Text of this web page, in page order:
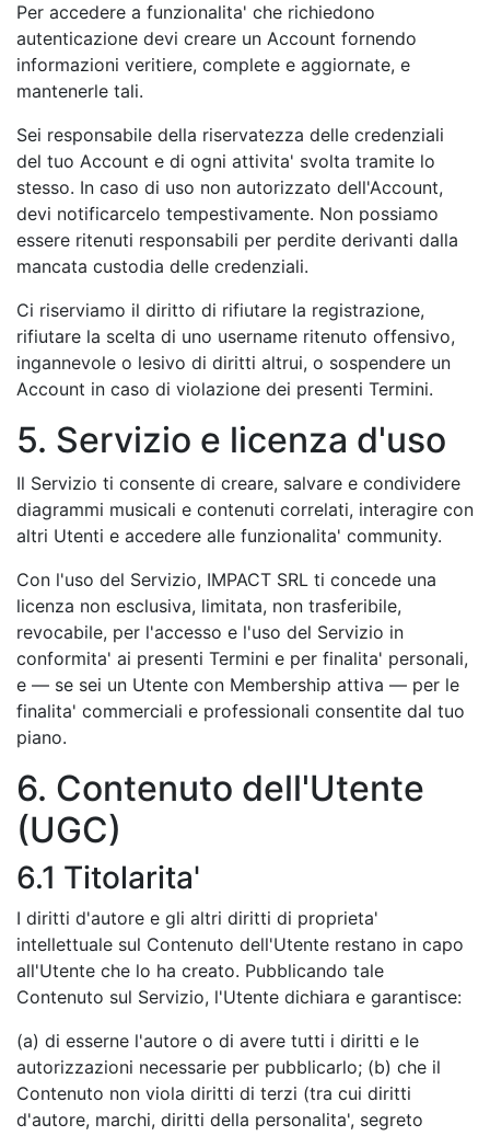
Per accedere a funzionalita' che richiedono
autenticazione devi creare un Account fornendo
informazioni veritiere, complete e aggiornate, e
mantenerle tali.
Sei responsabile della riservatezza delle credenziali
del tuo Account e di ogni attivita' svolta tramite lo
stesso. In caso di uso non autorizzato dell'Account,
devi notificarcelo tempestivamente. Non possiamo
essere ritenuti responsabili per perdite derivanti dalla
mancata custodia delle credenziali.
Ci riserviamo il diritto di rifiutare la registrazione,
rifiutare la scelta di uno username ritenuto offensivo,
ingannevole o lesivo di diritti altrui, o sospendere un
Account in caso di violazione dei presenti Termini.
5. Servizio e licenza d'uso
Il Servizio ti consente di creare, salvare e condividere
diagrammi musicali e contenuti correlati, interagire con
altri Utenti e accedere alle funzionalita' community.
Con l'uso del Servizio, IMPACT SRL ti concede una
licenza non esclusiva, limitata, non trasferibile,
revocabile, per l'accesso e l'uso del Servizio in
conformita' ai presenti Termini e per finalita' personali,
e — se sei un Utente con Membership attiva — per le
finalita' commerciali e professionali consentite dal tuo
piano.
6. Contenuto dell'Utente
(UGC)
6.1 Titolarita'
I diritti d'autore e gli altri diritti di proprieta'
intellettuale sul Contenuto dell'Utente restano in capo
all'Utente che lo ha creato. Pubblicando tale
Contenuto sul Servizio, l'Utente dichiara e garantisce:
(a) di esserne l'autore o di avere tutti i diritti e le
autorizzazioni necessarie per pubblicarlo; (b) che il
Contenuto non viola diritti di terzi (tra cui diritti
d'autore, marchi, diritti della personalita', segreto